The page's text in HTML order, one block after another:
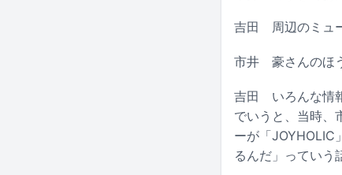
吉田 周辺のミュ
市井 豪さんのほ
吉田 いろんな情
でいうと、当時、
ーが「JOYHOLIC
るんだ」っていう